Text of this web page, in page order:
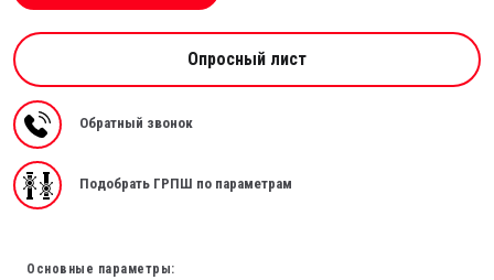
Опросный лист
Обратный звонок
Подобрать ГРПШ по параметрам
Основные параметры: